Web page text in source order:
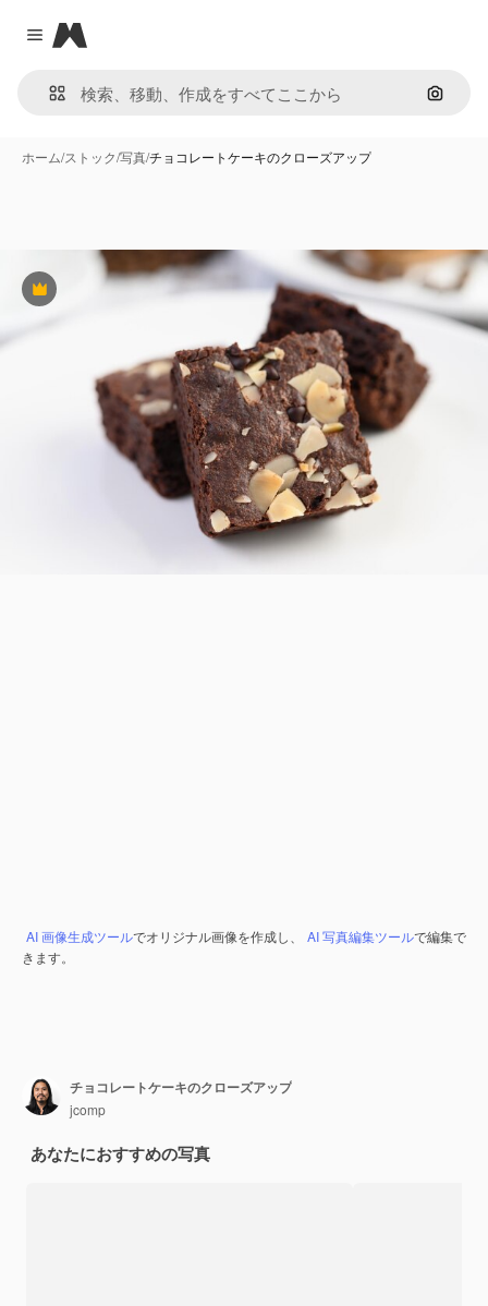
Close menu
Magnific
画像で
ホーム/ストック/写真/チョコレートケーキのクローズアップ
Premium
AI 画像生成ツールでオリジナル画像を作成し、 AI 写真編集ツールで編集で
きます。
チョコレートケーキのクローズアップ
jcomp
あなたにおすすめの写真